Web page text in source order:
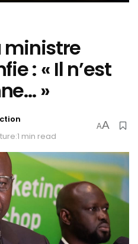
ministre
: « Il n’est
»
min read
AA